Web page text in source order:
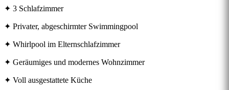
✦ 3 Schlafzimmer
✦ Privater, abgeschirmter Swimmingpool
✦ Whirlpool im Elternschlafzimmer
✦ Geräumiges und modernes Wohnzimmer
✦ Voll ausgestattete Küche